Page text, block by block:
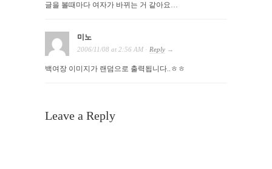
글을 볼때마다 여자가 바뀌는 거 같아요…
미노
2006/11/08 at 2:56 AM · Reply →
백여장 이미지가 랜덤으로 출력됩니다..ㅎㅎ
Leave a Reply